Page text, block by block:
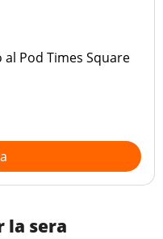
Pod Times Square
la sera